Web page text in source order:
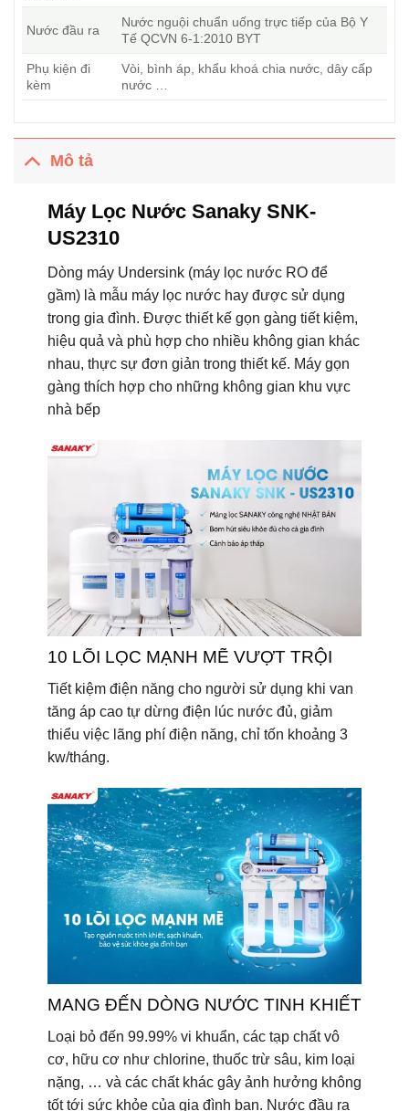
Nước đầu ra
Nước nguội chuẩn uống trực tiếp của Bộ Y
Tế QCVN 6-1:2010 BYT
Phụ kiện đi
kèm
Vòi, bình áp, khẩu khoá chia nước, dây cấp
nước …
Mô tả
Máy Lọc Nước Sanaky SNK-
US2310
Dòng máy Undersink (máy lọc nước RO để
gầm) là mẫu máy lọc nước hay được sử dụng
trong gia đình. Được thiết kế gọn gàng tiết kiệm,
hiệu quả và phù hợp cho nhiều không gian khác
nhau, thực sự đơn giản trong thiết kế. Máy gọn
gàng thích hợp cho những không gian khu vực
nhà bếp
10 LÕI LỌC MẠNH MẼ VƯỢT TRỘI
Tiết kiệm điện năng cho người sử dụng khi van
tăng áp cao tự dừng điện lúc nước đủ, giảm
thiểu việc lãng phí điện năng, chỉ tốn khoảng 3
kw/tháng.
MANG ĐẾN DÒNG NƯỚC TINH KHIẾT
Loại bỏ đến 99.99% vi khuẩn, các tạp chất vô
cơ, hữu cơ như chlorine, thuốc trừ sâu, kim loại
nặng, … và các chất khác gây ảnh hưởng không
tốt tới sức khỏe của gia đình bạn. Nước đầu ra